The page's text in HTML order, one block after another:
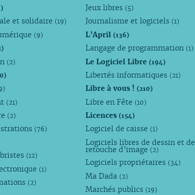
et solidaire (19)
(9)
(2)
(21)
(2)
(76)
(12)
(1)
(2)
Jeux libres (5)
Journalisme et logiciels (1)
L’April(136)
Langage de programmation (1)
Le Logiciel Libre(194)
Libertés informatiques (21)
Libre à vous !(210)
Libre en Fête (10)
Licences(154)
Logiciel de caisse (1)
Logiciels libres de dessin et de
retouche d’image (2)
Logiciels propriétaires (34)
Ma Dada (2)
Marchés publics (19)